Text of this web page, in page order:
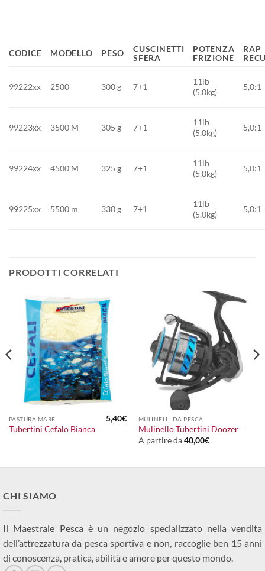
CODICE MODELLO PESO
CUSCINETTI
SFERA
POTENZA
FRIZIONE
RAP
99222xx 2500 300 g 7+1
11lb
(5,0kg)
5,0:1
99223xx 3500 M 305 g 7+1
11lb
(5,0kg)
5,0:1
99224xx 4500 M 325 g 7+1
11lb
(5,0kg)
5,0:1
99225xx 5500 m 330 g 7+1
11lb
(5,0kg)
5,0:1
PRODOTTI CORRELATI
PASTURA MARE
Tubertini Cefalo Bianca
5,40€ MULINELLI DA PESCA
Mulinello Tubertini Doozer
A partire da40,00€
CHI SIAMO
Il Maestrale Pesca è un negozio specializzato nella vendita
dell’attrezzatura da pesca sportiva e non, raccoglie ben 15 anni
di conoscenza, pratica, abilità e amore per questo mondo.